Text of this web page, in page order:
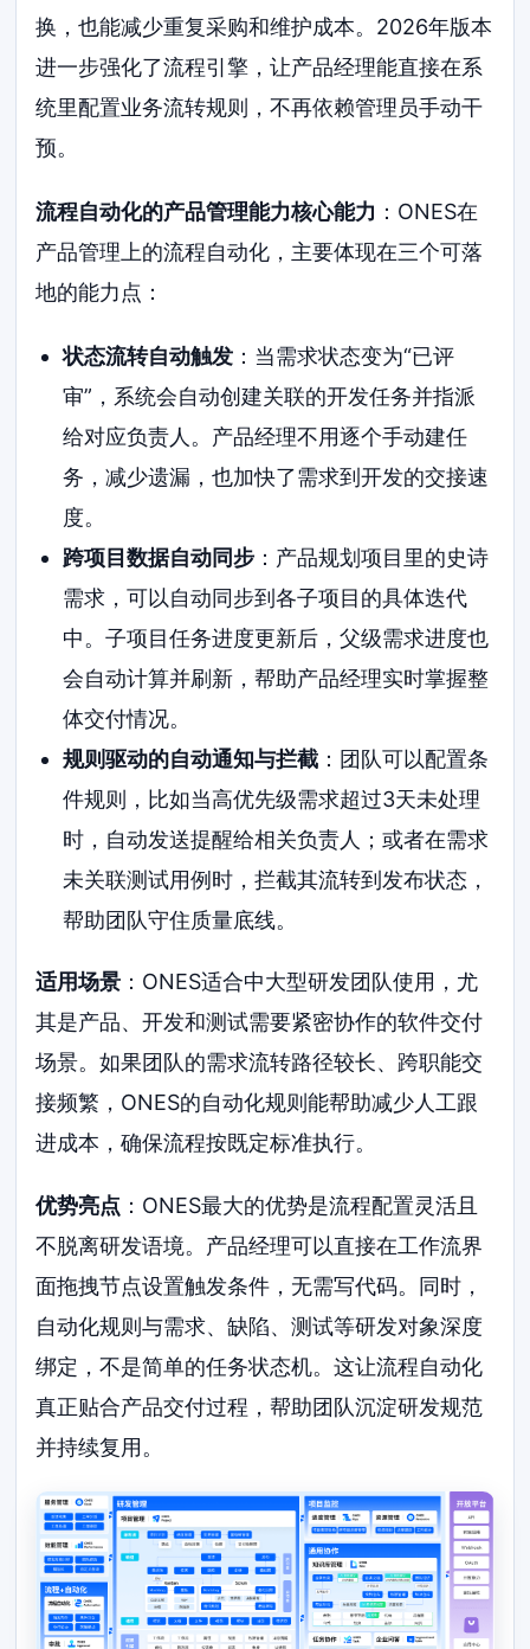
换，也能减少重复采购和维护成本。2026年版本
进一步强化了流程引擎，让产品经理能直接在系
统里配置业务流转规则，不再依赖管理员手动干
预。
流程自动化的产品管理能力核心能力 ：ONES在
产品管理上的流程自动化，主要体现在三个可落
地的能力点：
状态流转自动触发：当需求状态变为“已评
审”，系统会自动创建关联的开发任务并指派
给对应负责人。产品经理不用逐个手动建任
务，减少遗漏，也加快了需求到开发的交接速
度。
跨项目数据自动同步：产品规划项目里的史诗
需求，可以自动同步到各子项目的具体迭代
中。子项目任务进度更新后，父级需求进度也
会自动计算并刷新，帮助产品经理实时掌握整
体交付情况。
规则驱动的自动通知与拦截：团队可以配置条
件规则，比如当高优先级需求超过3天未处理
时，自动发送提醒给相关负责人；或者在需求
未关联测试用例时，拦截其流转到发布状态，
帮助团队守住质量底线。
适用场景 ：ONES适合中大型研发团队使用，尤
其是产品、开发和测试需要紧密协作的软件交付
场景。如果团队的需求流转路径较长、跨职能交
接频繁，ONES的自动化规则能帮助减少人工跟
进成本，确保流程按既定标准执行。
优势亮点 ：ONES最大的优势是流程配置灵活且
不脱离研发语境。产品经理可以直接在工作流界
面拖拽节点设置触发条件，无需写代码。同时，
自动化规则与需求、缺陷、测试等研发对象深度
绑定，不是简单的任务状态机。这让流程自动化
真正贴合产品交付过程，帮助团队沉淀研发规范
并持续复用。